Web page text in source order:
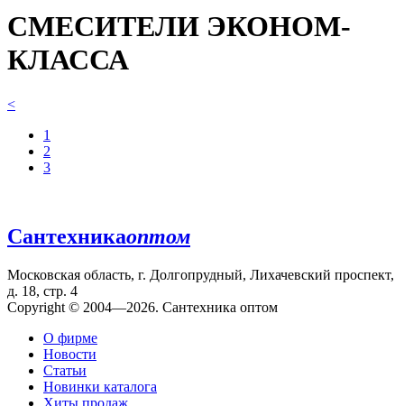
СМЕСИТЕЛИ ЭКОНОМ-
КЛАССА
<
1
2
3
Сантехникаоптом
Московская область, г. Долгопрудный, Лихачевский проспект,
д. 18, стр. 4
Copyright © 2004—2026. Сантехника оптом
О фирме
Новости
Статьи
Новинки каталога
Хиты продаж